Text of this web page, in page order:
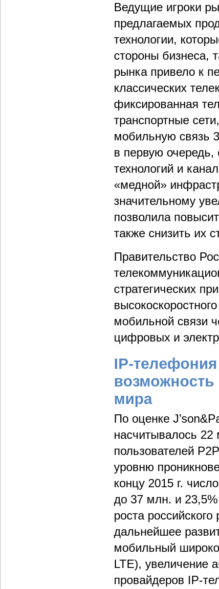
Ведущие игроки
предлагаемых
технологии,
стороны бизнеса,
рынка привело к
классических
фиксированная
транспортные
мобильную связь
в первую
технологий и
«медной»
значительному
позволила
также снизить их
Правительство
стратегических
мобильной связи
цифровых и
IP-
возможность
мира
По оценке
насчитывалось
пользователей
уровню
концу 2015 г.
до 37 млн. и
роста
дальнейшее
мобильный
LTE), увеличение
провайдеров IP-